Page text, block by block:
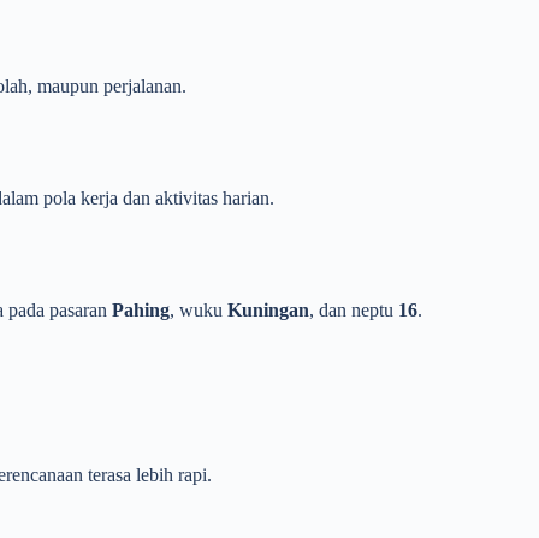
maupun perjalanan.
pola kerja dan aktivitas harian.
pasaran Pahing, wuku Kuningan, dan neptu 16.
terasa lebih rapi.